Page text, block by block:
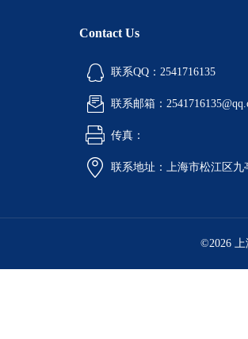
Contact Us
联系QQ：2541716135
联系邮箱：
传真：
联系地址：上海市松江区九
©2026